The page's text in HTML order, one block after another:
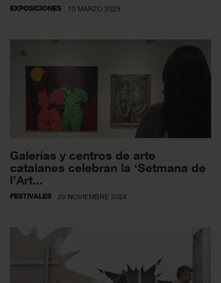
EXPOSICIONES 10 MARZO 2025
Galerías y centros de arte
catalanes celebran la ‘Setmana de
l’Art...
FESTIVALES 20 NOVIEMBRE 2024